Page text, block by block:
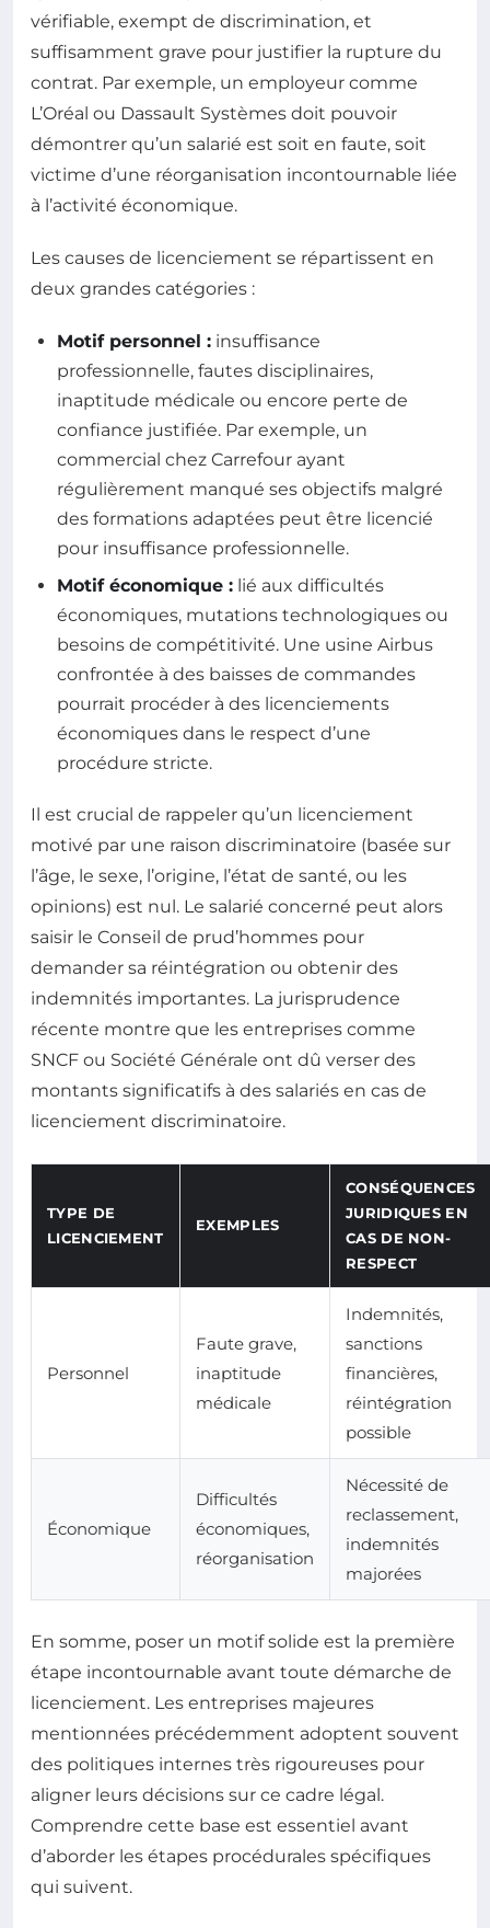
vérifiable, exempt de discrimination, et
suffisamment grave pour justifier la rupture du
contrat. Par exemple, un employeur comme
L’Oréal ou Dassault Systèmes doit pouvoir
démontrer qu’un salarié est soit en faute, soit
victime d’une réorganisation incontournable liée
à l’activité économique.
Les causes de licenciement se répartissent en
deux grandes catégories :
Motif personnel : insuffisance
professionnelle, fautes disciplinaires,
inaptitude médicale ou encore perte de
confiance justifiée. Par exemple, un
commercial chez Carrefour ayant
régulièrement manqué ses objectifs malgré
des formations adaptées peut être licencié
pour insuffisance professionnelle.
Motif économique : lié aux difficultés
économiques, mutations technologiques ou
besoins de compétitivité. Une usine Airbus
confrontée à des baisses de commandes
pourrait procéder à des licenciements
économiques dans le respect d’une
procédure stricte.
Il est crucial de rappeler qu’un licenciement
motivé par une raison discriminatoire (basée sur
l’âge, le sexe, l’origine, l’état de santé, ou les
opinions) est nul. Le salarié concerné peut alors
saisir le Conseil de prud’hommes pour
demander sa réintégration ou obtenir des
indemnités importantes. La jurisprudence
récente montre que les entreprises comme
SNCF ou Société Générale ont dû verser des
montants significatifs à des salariés en cas de
licenciement discriminatoire.
TYPE DE
LICENCIEMENT
EXEMPLES
CONSÉQUENCES
JURIDIQUES EN
CAS DE NON-
RESPECT
Personnel
Faute grave,
inaptitude
médicale
Indemnités,
sanctions
financières,
réintégration
possible
Économique
Difficultés
économiques,
réorganisation
Nécessité de
reclassement,
indemnités
majorées
En somme, poser un motif solide est la première
étape incontournable avant toute démarche de
licenciement. Les entreprises majeures
mentionnées précédemment adoptent souvent
des politiques internes très rigoureuses pour
aligner leurs décisions sur ce cadre légal.
Comprendre cette base est essentiel avant
d’aborder les étapes procédurales spécifiques
qui suivent.